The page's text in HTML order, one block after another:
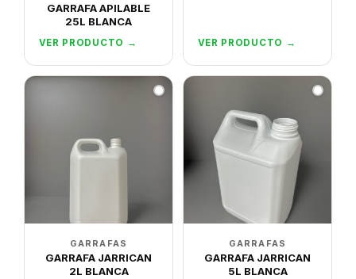
GARRAFA APILABLE
25L BLANCA
VER PRODUCTO → VER PRODUCTO →
GARRAFAS
GARRAFA JARRICAN
2L BLANCA
GARRAFAS
GARRAFA JARRICAN
5L BLANCA